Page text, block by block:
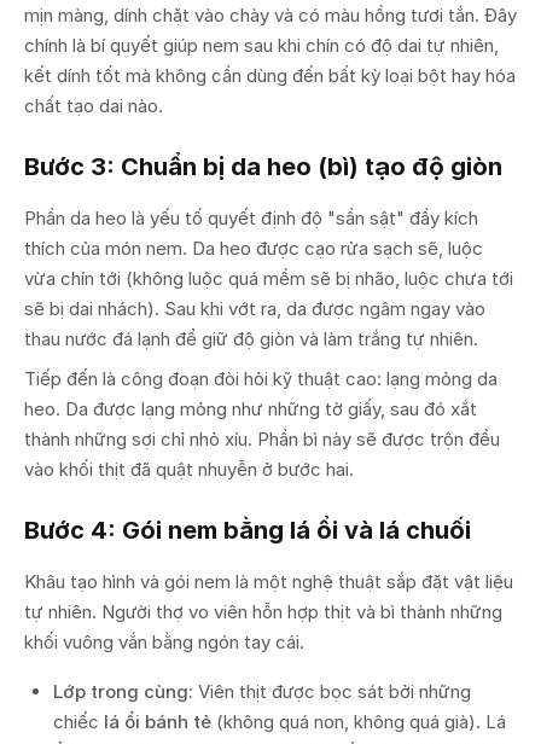
mịn màng, dính chặt vào chày và có màu hồng tươi tắn. Đây
chính là bí quyết giúp nem sau khi chín có độ dai tự nhiên,
kết dính tốt mà không cần dùng đến bất kỳ loại bột hay hóa
chất tạo dai nào.
Bước 3: Chuẩn bị da heo (bì) tạo độ giòn
Phần da heo là yếu tố quyết định độ "sần sật" đầy kích
thích của món nem. Da heo được cạo rửa sạch sẽ, luộc
vừa chín tới (không luộc quá mềm sẽ bị nhão, luộc chưa tới
sẽ bị dai nhách). Sau khi vớt ra, da được ngâm ngay vào
thau nước đá lạnh để giữ độ giòn và làm trắng tự nhiên.
Tiếp đến là công đoạn đòi hỏi kỹ thuật cao: lạng mỏng da
heo. Da được lạng mỏng như những tờ giấy, sau đó xắt
thành những sợi chỉ nhỏ xíu. Phần bì này sẽ được trộn đều
vào khối thịt đã quật nhuyễn ở bước hai.
Bước 4: Gói nem bằng lá ổi và lá chuối
Khâu tạo hình và gói nem là một nghệ thuật sắp đặt vật liệu
tự nhiên. Người thợ vo viên hỗn hợp thịt và bì thành những
khối vuông vắn bằng ngón tay cái.
Lớp trong cùng: Viên thịt được bọc sát bởi những
chiếc lá ổi bánh tẻ (không quá non, không quá già). Lá